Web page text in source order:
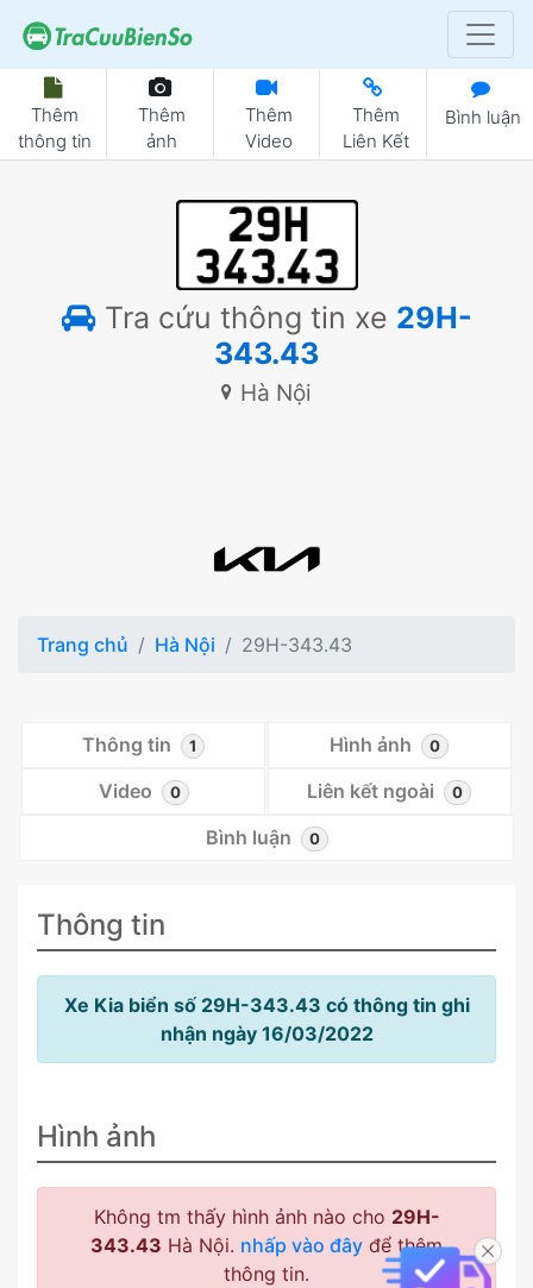
Thêm
thông tin
Thêm
ảnh
Thêm
Video
Thêm
Liên Kết
Bình luận
Tra cứu thông tin xe 29H-
343.43
Hà Nội
Trang chủ Hà Nội 29H-343.43
Thông tin 1 Hình ảnh 0
Video 0 Liên kết ngoài 0
Bình luận 0
Thông tin
Xe Kia biển số 29H-343.43 có thông tin ghi
nhận ngày 16/03/2022
Hình ảnh
Không tm thấy hình ảnh nào cho 29H-
343.43 Hà Nội. nhấp vào đây để thêm
thông tin.